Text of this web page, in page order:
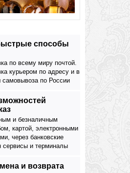
способы
по всему миру почтой.
курьером по адресу и в
самовывоза по России
и безналичным
картой, электронными
через банковские
сервисы и терминалы
и возврата